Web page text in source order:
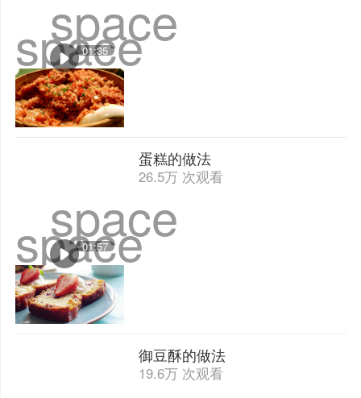
space
space
01:35
space
space
01:57
蛋糕的做法
26.5万 次观看
御豆酥的做法
19.6万 次观看